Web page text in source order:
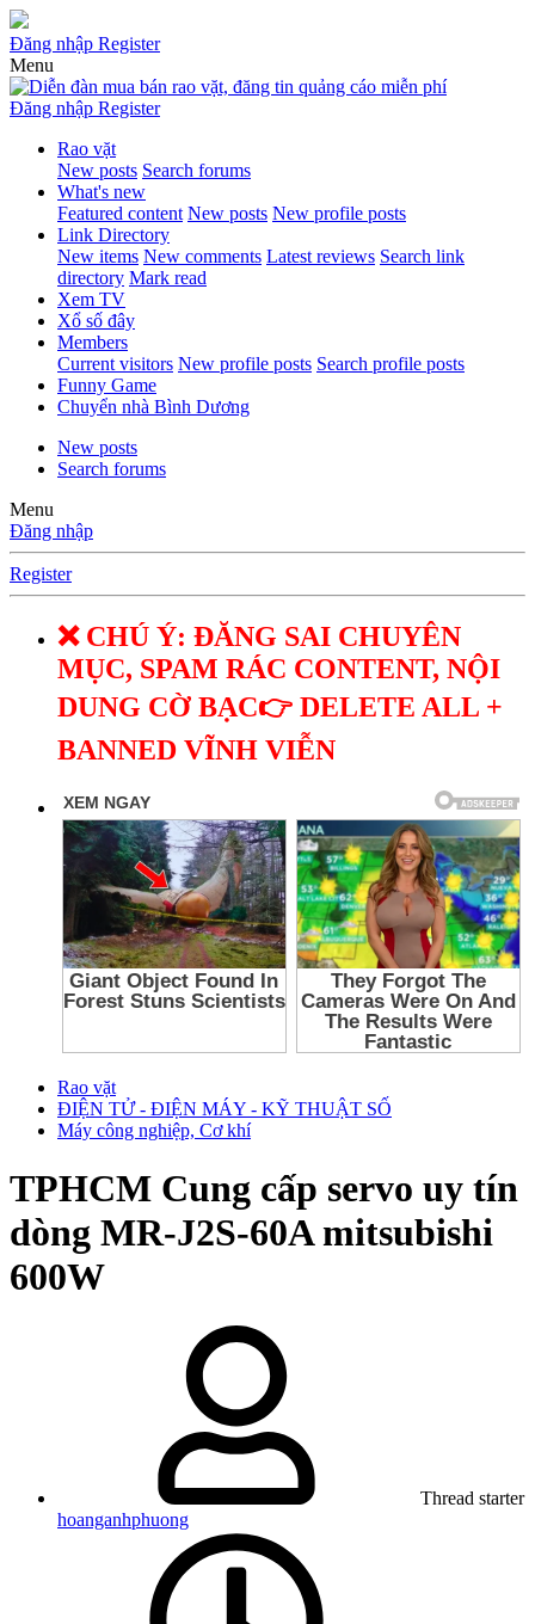
Đăng nhập Register
Menu
Đăng nhập Register
Rao vặt
New posts Search forums
What's new
Featured content New posts New profile posts
Link Directory
New items New comments Latest reviews Search link
directory Mark read
Xem TV
Xổ số đây
Members
Current visitors New profile posts Search profile posts
Funny Game
Chuyển nhà Bình Dương
New posts
Search forums
Menu
Đăng nhập
Register
❌ CHÚ Ý: ĐĂNG SAI CHUYÊN
MỤC, SPAM RÁC CONTENT, NỘI
DUNG CỜ BẠC👉 DELETE ALL +
BANNED VĨNH VIỄN
Rao vặt
ĐIỆN TỬ - ĐIỆN MÁY - KỸ THUẬT SỐ
Máy công nghiệp, Cơ khí
TPHCM Cung cấp servo uy tín
dòng MR-J2S-60A mitsubishi
600W
Thread starter
hoanganhphuong